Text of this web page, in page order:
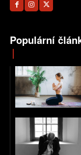
Populární